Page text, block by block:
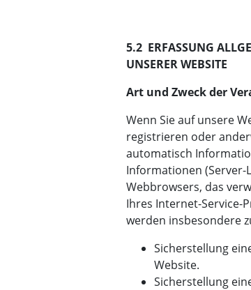
5.2 ERFASSUNG
UNSERER WEBSITE
Art und Zweck der
Wenn Sie auf unsere
registrieren oder
automatisch
Informationen (Server-
Webbrowsers, das
Ihres Internet-Service-
werden insbesondere
Sicherstellung
Website.
Sicherstellung